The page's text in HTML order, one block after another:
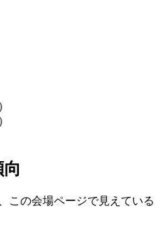
この会場ページで見えている